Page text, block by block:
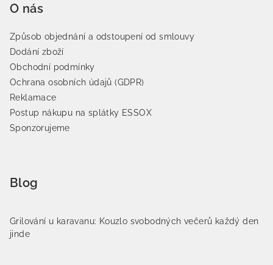
O nás
Způsob objednání a odstoupení od smlouvy
Dodání zboží
Obchodní podmínky
Ochrana osobních údajů (GDPR)
Reklamace
Postup nákupu na splátky ESSOX
Sponzorujeme
Blog
Grilování u karavanu: Kouzlo svobodných večerů každý den
jinde